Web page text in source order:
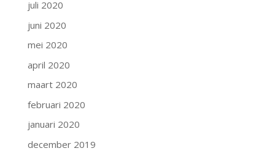
juli 2020
juni 2020
mei 2020
april 2020
maart 2020
februari 2020
januari 2020
december 2019